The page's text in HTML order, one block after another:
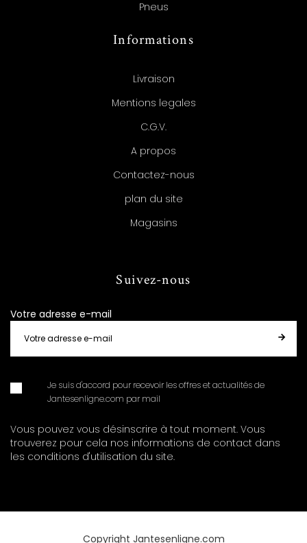
Pneus
Informations
Livraison
Mentions legales
C.G.V.
A propos
Contactez-nous
plan du site
Magasins
Suivez-nous
Votre adresse e-mail
Je suis d'accord pour recevoir les offres et actualités de
Jantesenligne.com par mail
Vous pouvez vous désinscrire à tout moment. Vous
trouverez pour cela nos informations de contact dans
les conditions d'utilisation du site.
Copyright Jantesenligne.com